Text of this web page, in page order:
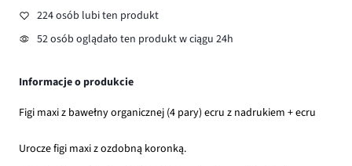
224 osób lubi ten produkt
52 osób oglądało ten produkt w ciągu 24h
Informacje o produkcie
Figi maxi z bawełny organicznej (4 pary) ecru z nadrukiem + ecru
Urocze figi maxi z ozdobną koronką.